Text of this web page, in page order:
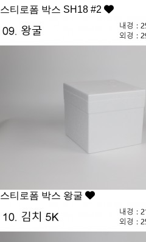
스티로폼 박스 SH18 #2
스티로폼 박스 왕굴